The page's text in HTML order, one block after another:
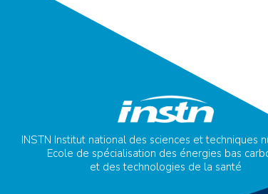
INSTN Institut national des sciences et techniques
Ecole de spécialisation des énergies bas
et des technologies de la santé